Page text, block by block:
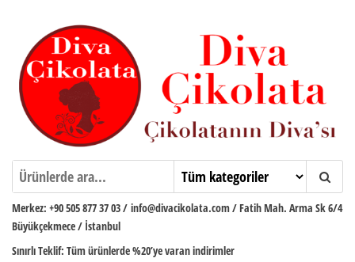
Diva Çikolata Çikolatanın Divası
Merkez: +90 505 877 37 03/ info@divacikolata.com / Fatih Mah. Arma Sk 6/4
Büyükçekmece / İstanbul
Sınırlı Teklif: Tüm ürünlerde %20’ye varan indirimler